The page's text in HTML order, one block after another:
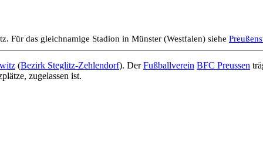
Für das gleichnamige Stadion in Münster (Westfalen) siehe
(Bezirk Steglitz-Zehlendorf). DerFußballverein BFC Preussen
zugelassen ist.